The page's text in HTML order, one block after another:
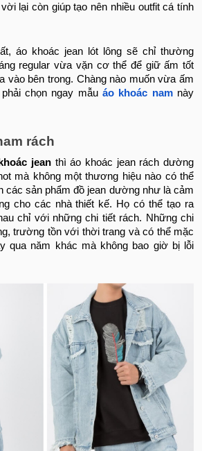
lại còn giúp tạo nên nhiều outfit cá tính
áo khoác jean lót lông sẽ chỉ thường
regular vừa vặn cơ thể để giữ ấm tốt
vào bên trong. Chàng nào muốn vừa ấm
chọn ngay mẫu áo khoác nam này
rách
jean thì áo khoác jean rách dường
mà không một thương hiệu nào có thể
các sản phẩm đồ jean dường như là cảm
cho các nhà thiết kế. Họ có thể tạo ra
chỉ với những chi tiết rách. Những chi
trường tồn với thời trang và có thể mặc
qua năm khác mà không bao giờ bị lỗi